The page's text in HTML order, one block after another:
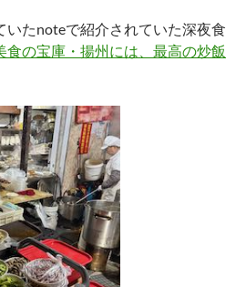
いたnoteで紹介されていた深夜食
の宝庫・揚州には、最高の炒飯